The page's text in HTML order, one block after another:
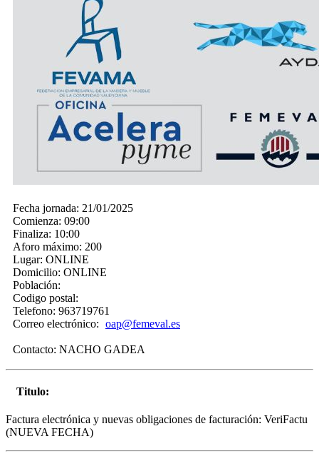
Fecha jornada: 21/01/2025
Comienza: 09:00
Finaliza: 10:00
Aforo máximo: 200
Lugar: ONLINE
Domicilio: ONLINE
Población:
Codigo postal:
Telefono: 963719761
Correo electrónico: oap@femeval.es
Contacto: NACHO GADEA
Titulo:
Factura electrónica y nuevas obligaciones de facturación: VeriFactu
(NUEVA FECHA)